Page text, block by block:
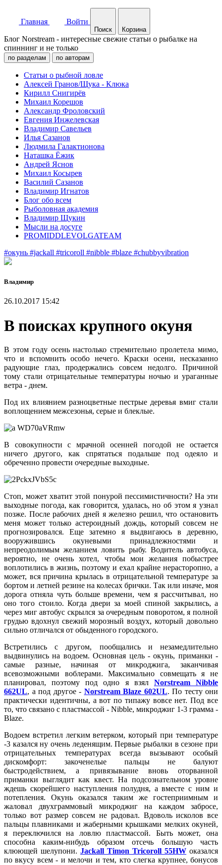
Главная Войти
Поиск Корзина
Блог Norstream - интересные свежие статьи о рыбалке на
спиннинг и не только
по разделам по авторам
Статьи о рыбной ловле
Алексей Гранов/Щука - Клюка
Кирилл Снигирёв
Михаил Корешов
Александр Фроловский
Евгения Инжелевская
Владимир Савельев
Илья Сазанов
Людмила Галактионова
Наташка Ёжик
Андрей Яснов
Михаил Косырев
Василий Сазанов
Владимир Игнатов
Блог обо всем
Рыболовная академия
Владимир Щукин
Мысли на досуге
PROMIDDLEVOLGATEAM
#окунь #jackall #tricoroll #nibble #blaze #chubbyvibration
Владимир
26.10.2017 15:42
В поисках крупного окуня
В этом году осень настолько стремительно пролетела мимо,
что и вспомнить особо нечего. Краски осени, несказанно
радующие глаз, продержались совсем недолго. Причиной
тому стали отрицательные температуры ночью и ураганные
ветра - днем.
Под их влиянием разноцветные пестрые деревья вмиг стали
воплощением межсезонья, серые и блеклые.
В совокупности с мрачной осенней погодой не остается
ничего другого, как спрятаться подальше под одеяло и
обреченно провести очередные выходные.
Стоп, может хватит этой понурой пессимистичности? На эти
выходные погода, как говорится, удалась, но об этом я узнал
позже. После рабочих дней я железно решил, что остановить
меня может только астероидный дождь, который совсем не
прогнозировался. Еще затемно я выдвигаюсь в деревню,
вооружившись окуневыми принадлежностями и
непреодолимым желанием ловить рыбу. Водитель автобуса,
вероятно, не очень хотел, чтобы мои желания побыстрее
воплотились в жизнь, поэтому и ехал крайне нерасторопно, а
может, вся причина крылась в отрицательной температуре за
бортом и летней резине на колесах брички. Так или иначе, моя
дорога отняла чуть больше времени, чем я рассчитывал, но
оно того стоило. Когда двери за моей спиной закрылись, а
через миг автобус скрылся за очередным поворотом, я полной
грудью вдохнул свежий морозный воздух, который довольно
сильно отличался от обыденного городского.
Встретились с другом, пообщались и незамедлительно
выдвинулись на водоем. Основная цель - окунь, приманки -
самые разные, начиная от микроджига, заканчивая
всевозможными воблерами. Максимально совмещать я не
планировал, поэтому под одно я взял Norstream Nibble
662UL, а под другое - Norstream Blaze 602UL. По тесту они
практически идентичны, а вот по типажу вовсе нет. Под все
то, что связано с пластмассой - Nibble, микроджиг 1-3 грамма -
Blaze.
Водоем встретил легким ветерком, который при температуре
-3 казался ну очень леденящим. Первые рыбалки в сезоне при
отрицательных температурах всегда вызывают особый
дискомфорт: закоченелые пальцы не балуют
быстродействием, а привязывание вновь оторванной
приманки выглядит как квест. На подсознательном уровне
ждешь скорейшего наступления полудня, а вместе с ним и
потепления. Окунь оказался таким же гостеприимным и
жаловал двухграммовый микроджиг на каждом забросе,
только вот размер совсем не радовал. Вдоволь исколов все
пальцы плавниками и жаберными крышками мелких окуней,
я переключился на ловлю пластмассой. Быть может, она
способна каким-нибудь образом отсечь большую часть
клюющей шелупони. Jackall Timon Tricoroll 55HW оказался
по вкусу всем - и мелочи и тем, кто слегка крупнее, бонусов